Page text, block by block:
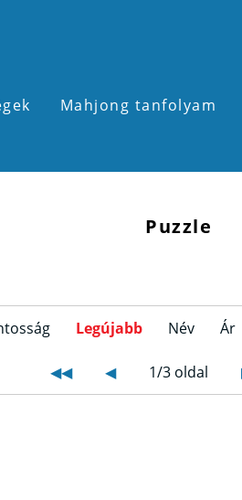
Mahjong tanfolyam
Puzzle
Legújabb Név Ár
◀◀ ◀ 1/3 oldal